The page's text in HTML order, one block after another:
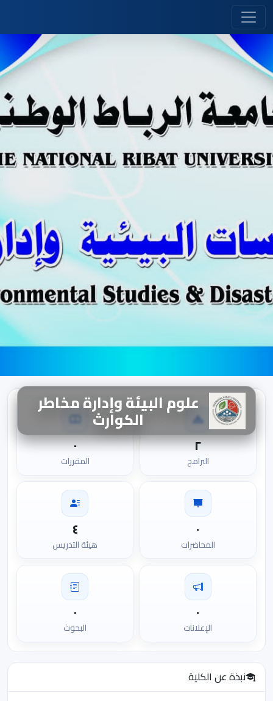
علوم البيئة وإدارة مخاطر
الكوارث
٢
البرامج
٠
المقررات
٠
المحاضرات
٤
هيئة التدريس
٠
الإعلانات
٠
البحوث
نبذة عن الكلية